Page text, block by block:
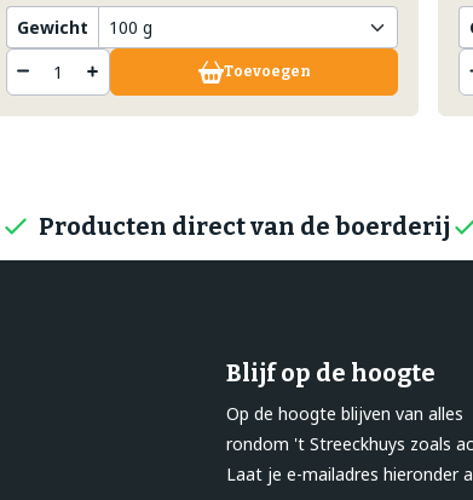
Gewicht
Toevoegen
Producten direct van de boerderij
Blijf op de hoogte
Op de hoogte blijven van alles
rondom 't Streeckhuys zoals
Laat je e-mailadres hieronder